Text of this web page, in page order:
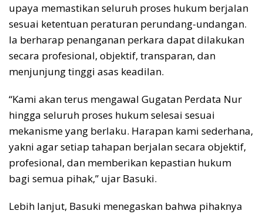
upaya memastikan seluruh proses hukum berjalan
sesuai ketentuan peraturan perundang-undangan.
Ia berharap penanganan perkara dapat dilakukan
secara profesional, objektif, transparan, dan
menjunjung tinggi asas keadilan.
“Kami akan terus mengawal Gugatan Perdata Nur
hingga seluruh proses hukum selesai sesuai
mekanisme yang berlaku. Harapan kami sederhana,
yakni agar setiap tahapan berjalan secara objektif,
profesional, dan memberikan kepastian hukum
bagi semua pihak,” ujar Basuki.
Lebih lanjut, Basuki menegaskan bahwa pihaknya